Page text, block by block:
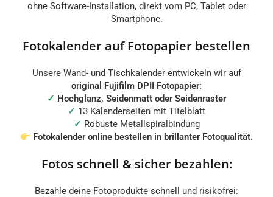
ohne Software-Installation, direkt vom PC, Tablet oder
Smartphone.
Fotokalender auf Fotopapier bestellen
Unsere Wand- und Tischkalender entwickeln wir auf
original Fujifilm DPII Fotopapier:
✓ Hochglanz, Seidenmatt oder Seidenraster
✓ 13 Kalenderseiten mit Titelblatt
✓ Robuste Metallspiralbindung
Fotokalender online bestellen in brillanter Fotoqualität.
Fotos schnell & sicher bezahlen:
Bezahle deine Fotoprodukte schnell und risikofrei: